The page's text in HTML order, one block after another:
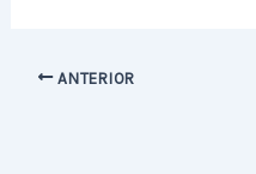
ANTERIOR